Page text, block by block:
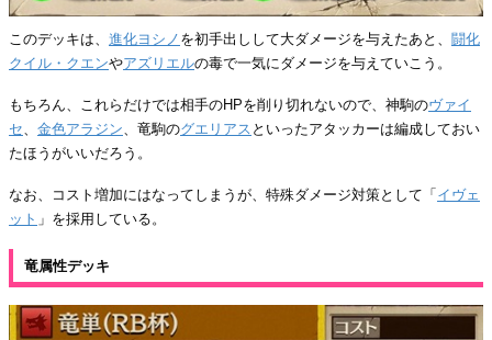
このデッキは、 進化ヨシノ を初手出しして大ダメージを与えたあと、 闘化
クイル・クエンやアズリエルの毒で一気にダメージを与えていこう。
もちろん、これらだけでは相手のHPを削り切れないので、神駒のヴァイ
セ
金色アラジン 、竜駒のグエリアス といったアタッカーは編成しておい
たほうがいいだろう。
なお、コスト増加にはなってしまうが、特殊ダメージ対策として「 イヴェ
ット 」を採用している。
竜属性デッキ